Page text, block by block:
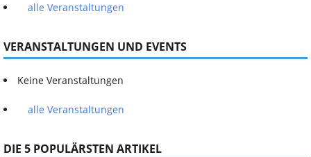
alle Veranstaltungen
VERANSTALTUNGEN UND EVENTS
Keine Veranstaltungen
alle Veranstaltungen
DIE 5 POPULÄRSTEN ARTIKEL